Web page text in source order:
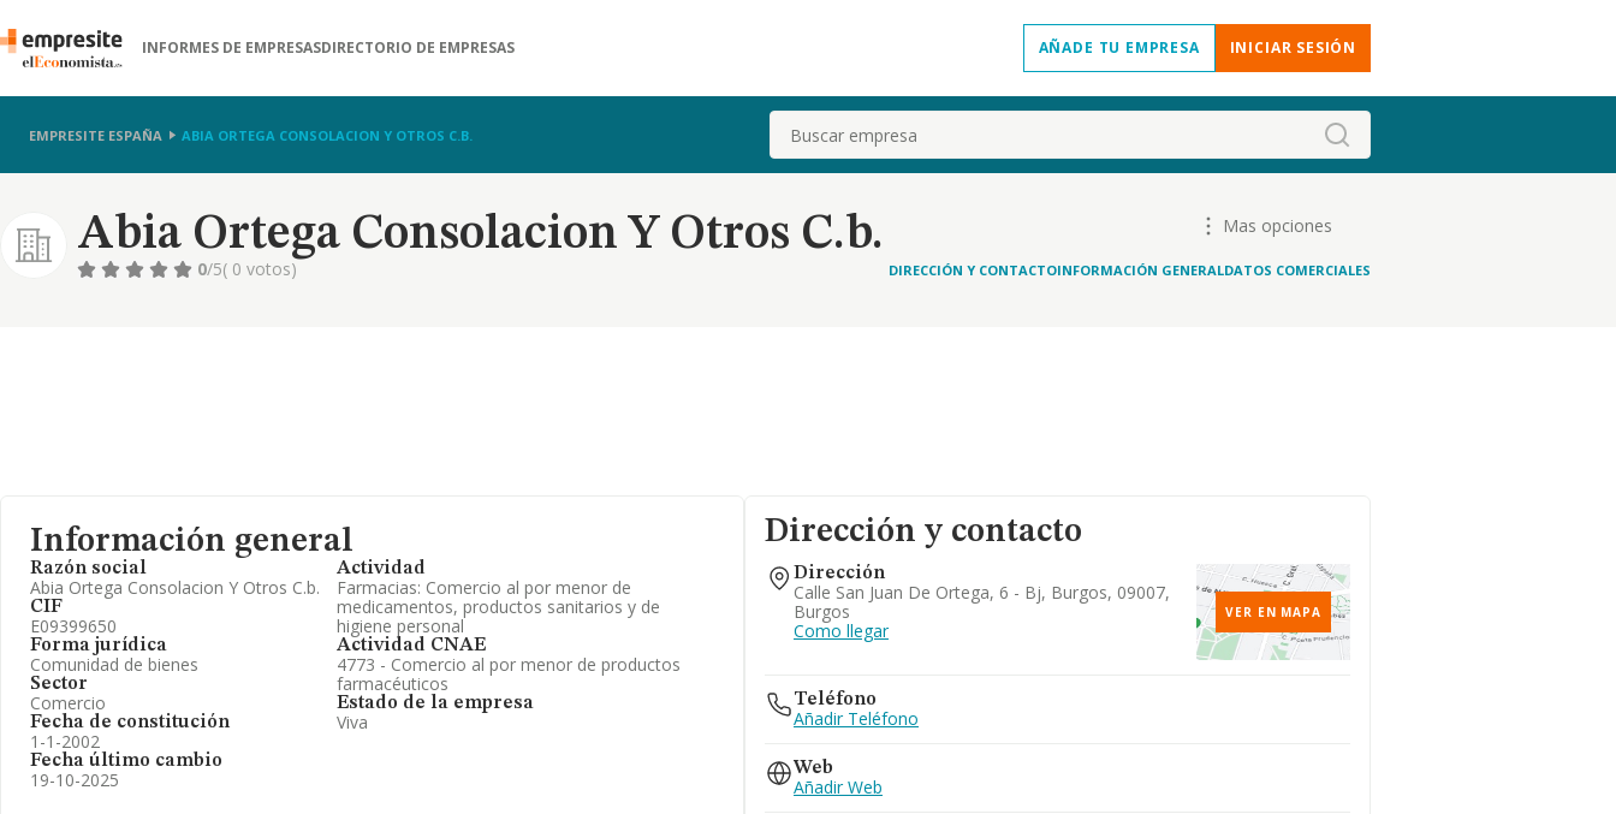
INFORMES DE EMPRESASDIRECTORIO DE EMPRESAS AÑADE TU EMPRESA INICIAR SESIÓN
EMPRESITE ESPAÑA ABIA ORTEGA CONSOLACION Y OTROS C.B. Buscar
Abia Ortega Consolacion Y Otros C.b.
Mas opciones
0/5( 0 votos) DIRECCIÓN Y CONTACTOINFORMACIÓN GENERALDATOS COMERCIALES
Información general
Razón social
Abia Ortega Consolacion Y Otros C.b.
CIF
E09399650
Forma jurídica
Comunidad de bienes
Sector
Comercio
Fecha de constitución
1-1-2002
Fecha último cambio
19-10-2025
Actividad
Farmacias: Comercio al por menor de
medicamentos, productos sanitarios y de
higiene personal
Actividad CNAE
4773 - Comercio al por menor de productos
farmacéuticos
Estado de la empresa
Viva
Dirección y contacto
Dirección
Calle San Juan De Ortega, 6 - Bj, Burgos, 09007,
Burgos
Como llegar
VER EN MAPA
Teléfono
Añadir Teléfono
Web
Añadir Web